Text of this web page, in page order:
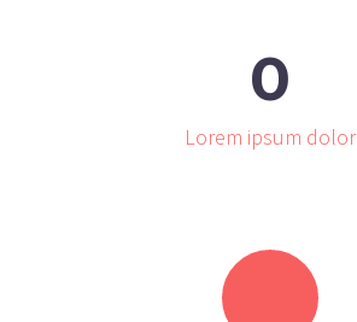
0
Lorem ipsum dolor